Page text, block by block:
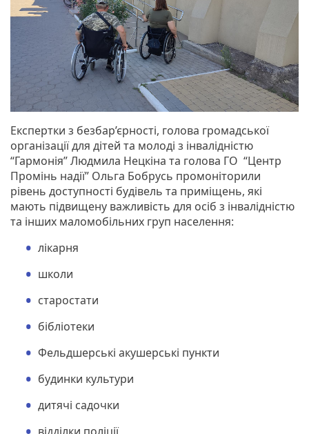
Експертки з безбар’єрності, голова громадської
організації для дітей та молоді з інвалідністю
“Гармонія” Людмила Нецкіна та голова ГО “Центр
Промінь надії” Ольга Бобрусь промоніторили
рівень доступності будівель та приміщень, які
мають підвищену важливість для осіб з інвалідністю
та інших маломобільних груп населення:
лікарня
школи
старостати
бібліотеки
Фельдшерські акушерські пункти
будинки культури
дитячі садочки